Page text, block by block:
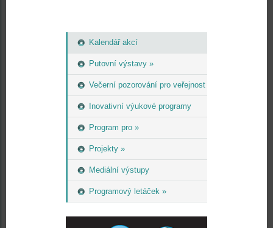
Kalendář akcí
Putovní výstavy »
Večerní pozorování pro veřejnost
Inovativní výukové programy
Program pro »
Projekty »
Mediální výstupy
Programový letáček »